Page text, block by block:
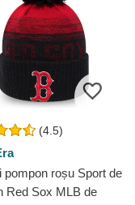
(4.5)
pompon roșu Sport de
Red Sox MLB de